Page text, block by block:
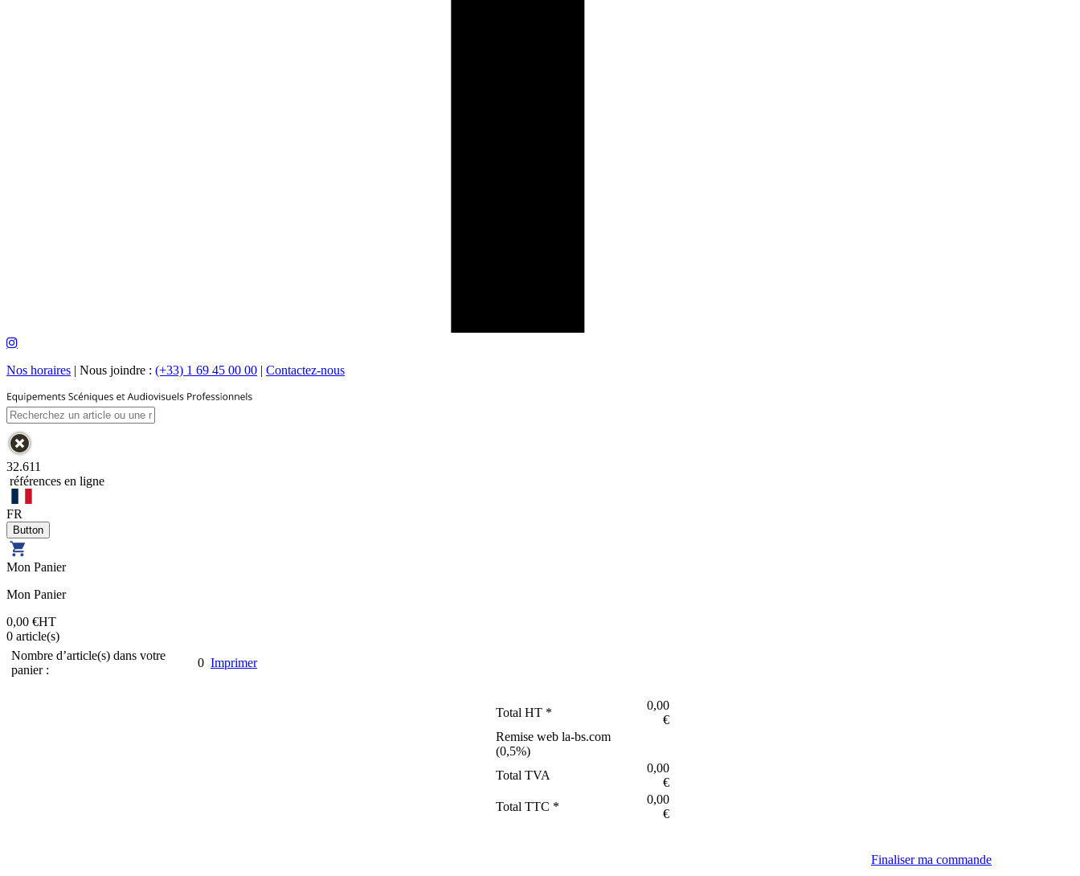
Nos horaires | Nous joindre : (+33) 1 69 45 00 00 | Contactez-nous
32.611
références en ligne
FR
Mon Panier
Mon Panier
0,00 €HT
0 article(s)
Nombre d’article(s) dans votre
panier :
0 Imprimer
Total HT *
0,00
€
Remise web la-bs.com
(0,5%)
Total TVA
0,00
€
Total TTC *
0,00
€
Finaliser ma commande